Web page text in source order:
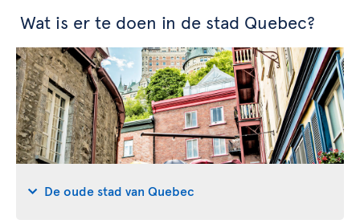
Wat is er te doen in de stad Quebec?
De oude stad van Quebec